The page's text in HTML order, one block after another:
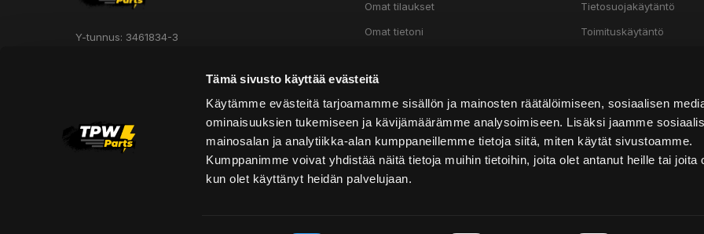
Tämä sivusto käyttää evästeitä
Käytämme evästeitä tarjoamamme sisällön ja mainosten räätälöimiseen, sosiaalisen
ominaisuuksien tukemiseen ja kävijämäärämme analysoimiseen. Lisäksi jaamme
mainosalan ja analytiikka-alan kumppaneillemme tietoja siitä, miten käytät sivustoamme.
Kumppanimme voivat yhdistää näitä tietoja muihin tietoihin, joita olet antanut heille tai joita
kun olet käyttänyt heidän palvelujaan.
Y-tunnus: 3461834-3
Asiakaspalvelu:
asiakaspalvelu@tpwparts.com
Omat tilaukset
Omat tietoni
Tietosuojakäytäntö
Toimituskäytäntö